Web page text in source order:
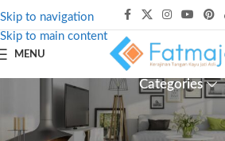
Skip to navigation
Skip to main content
MENU
Categories
sofa Sofa Kursi Meja Telepon